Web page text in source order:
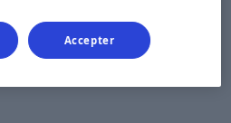
Accepter